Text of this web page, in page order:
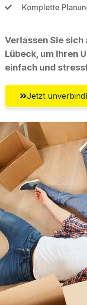
Komplette
Verlassen Sie sich
Lübeck, um Ihren
einfach und
Jetzt